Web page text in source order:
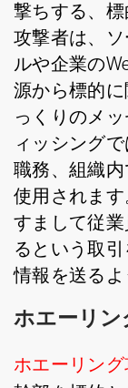
撃ちする、標
攻撃者は、
ルや企業の
源から標的
っくりのメ
ィッシング
職務、組織
使用されま
すまして従
るという取
情報を送るよ
ホエーリン
ホエーリング